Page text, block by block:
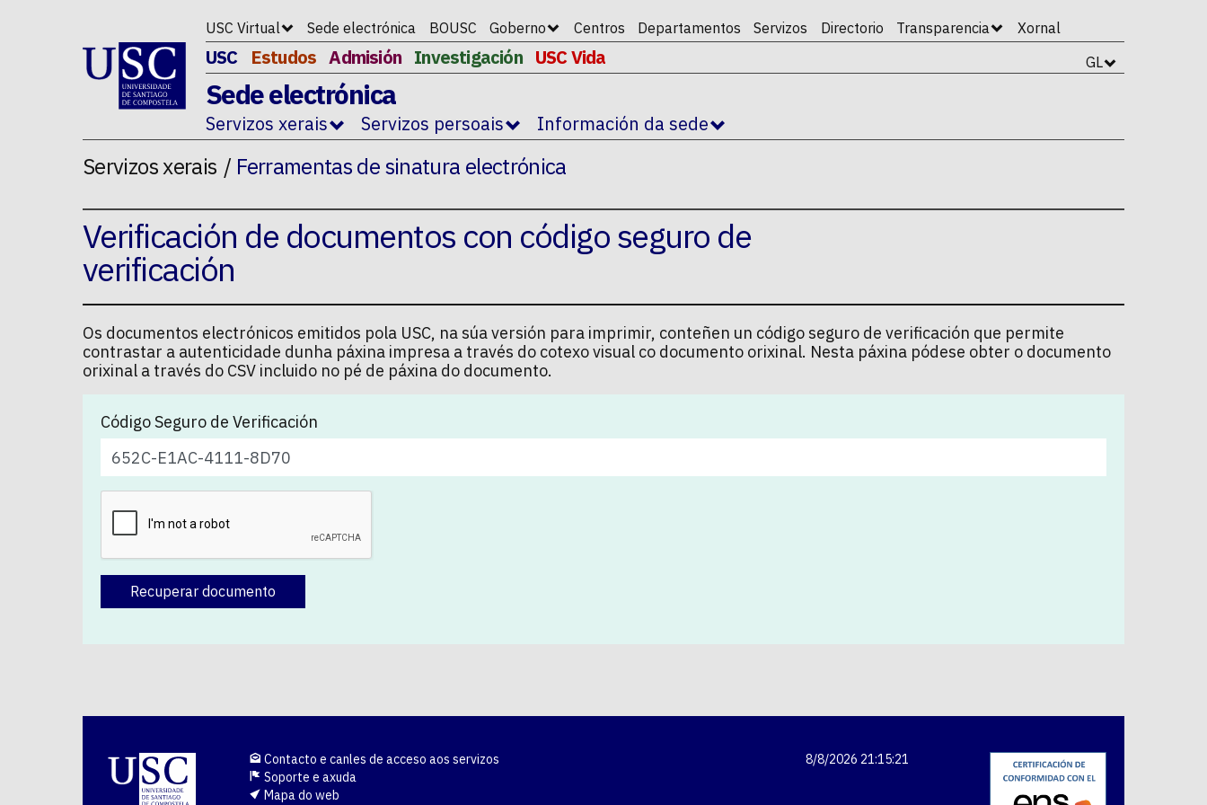
USC Virtual Sede electrónica BOUSC Goberno Centros Departamentos Servizos Directorio Transparencia Xornal
USC Estudos Admisión Investigación USC Vida
Sede electrónica
Servizos xerais Servizos persoais Información da sede
GL
Servizos xerais Ferramentas de sinatura electrónica
Verificación de documentos con código seguro de
verificación
Os documentos electrónicos emitidos pola USC, na súa versión para imprimir, conteñen un código seguro de verificación que permite
contrastar a autenticidade dunha páxina impresa a través do cotexo visual co documento orixinal. Nesta páxina pódese obter o documento
orixinal a través do CSV incluido no pé de páxina do documento.
Código Seguro de Verificación
Recuperar documento
Contacto e canles de acceso aos servizos
Soporte e axuda
Mapa do web
8/8/2026 21:15:22